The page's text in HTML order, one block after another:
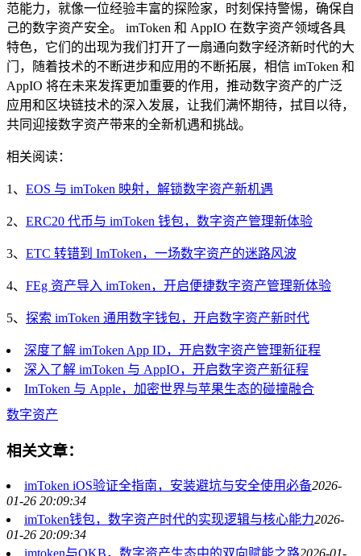
范能力，就像一位经验丰富的探险家，时刻保持警惕，确保自
己的数字资产安全。 imToken 和 AppIO 在数字资产领域各具
特色，它们的出现为我们打开了一扇通向数字经济新时代的大
门，随着技术的不断进步和应用的不断拓展，相信 imToken 和
AppIO 将在未来发挥更加重要的作用，推动数字资产的广泛
应用和区块链技术的深入发展，让我们满怀期待，拭目以待，
共同迎接数字资产带来的全新机遇和挑战。
相关阅读：
1、 EOS 与 imToken 映射，解锁数字资产新机遇
2、 ERC20 代币与 imToken 钱包，数字资产管理新体验
3、 ETC 转错到 ImToken，一场数字资产的迷路风波
4、 FEg 资产导入 imToken，开启便捷数字资产管理新体验
5、 探索 imToken 通用数字钱包，开启数字资产新时代
深度了解 imToken App ID，开启数字资产管理新征程
深入了解 imToken 与 AppIO，开启数字资产新征程
ImToken 与 Apple，加密世界与苹果生态的碰撞融合
数字资产
相关文章：
imToken iOS验证全指南，安装避坑与安全使用必备2026-
01-26 20:09:34
imToken钱包，数字资产时代的实现逻辑与核心能力2026-
01-26 20:09:34